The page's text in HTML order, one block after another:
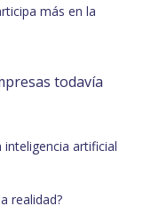
más en la
todavía
artificial
realidad?